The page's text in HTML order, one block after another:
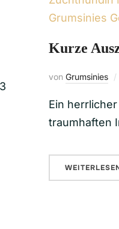
Kurze
vonGrumsinies
Ein
traumhaften